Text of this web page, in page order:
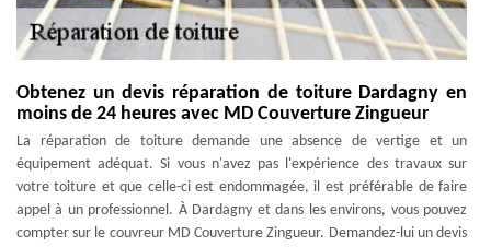
Obtenez un devis réparation de toiture Dardagny en
moins de 24 heures avec MD Couverture Zingueur
La réparation de toiture demande une absence de vertige et un
équipement adéquat. Si vous n'avez pas l'expérience des travaux sur
votre toiture et que celle-ci est endommagée, il est préférable de faire
appel à un professionnel. À Dardagny et dans les environs, vous pouvez
compter sur le couvreur MD Couverture Zingueur. Demandez-lui un devis